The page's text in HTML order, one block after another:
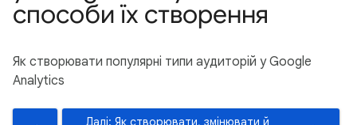
способи їх створення
Як створювати популярні типи аудиторій у Google
Analytics
Далі: Як створювати, змінювати й